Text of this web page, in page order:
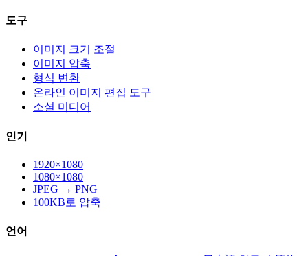
도구
이미지 크기 조절
이미지 압축
형식 변환
온라인 이미지 편집 도구
소셜 미디어
인기
1920×1080
1080×1080
JPEG → PNG
100KB로 압축
언어